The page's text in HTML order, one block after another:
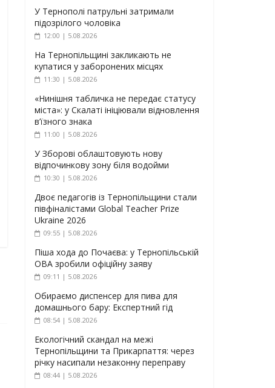
У Тернополі патрульні затримали
підозрілого чоловіка
12:00 | 5.08.2026
На Тернопільщині закликають не
купатися у заборонених місцях
11:30 | 5.08.2026
«Нинішня табличка не передає статусу
міста»: у Скалаті ініціювали відновлення
в’їзного знака
11:00 | 5.08.2026
У Зборові облаштовують нову
відпочинкову зону біля водойми
10:30 | 5.08.2026
Двоє педагогів із Тернопільщини стали
півфіналістами Global Teacher Prize
Ukraine 2026
09:55 | 5.08.2026
Піша хода до Почаєва: у Тернопільській
ОВА зробили офіційну заяву
09:11 | 5.08.2026
Обираємо диспенсер для пива для
домашнього бару: Експертний гід
08:54 | 5.08.2026
Екологічний скандал на межі
Тернопільщини та Прикарпаття: через
річку насипали незаконну переправу
08:44 | 5.08.2026